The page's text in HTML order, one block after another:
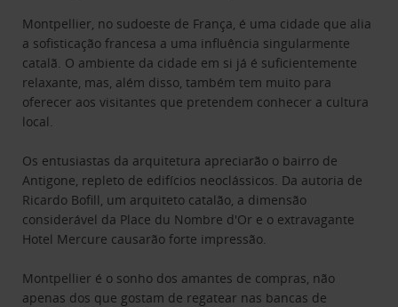
Montpellier, no sudoeste de França, é uma cidade que alia
a sofisticação francesa a uma influência singularmente
catalã. O ambiente da cidade em si já é suficientemente
relaxante, mas, além disso, também tem muito para
oferecer aos visitantes que pretendem conhecer a cultura
local.
Os entusiastas da arquitetura apreciarão o bairro de
Antigone, repleto de edifícios neoclássicos. Da autoria de
Ricardo Bofill, um arquiteto catalão, a dimensão
considerável da Place du Nombre d'Or e o extravagante
Hotel Mercure causarão forte impressão.
Montpellier é o sonho dos amantes de compras, não
apenas dos que gostam de regatear nas bancas de